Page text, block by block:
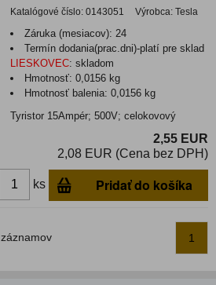
Katalógové číslo: 0143051 Výrobca: Tesla
Záruka (mesiacov): 24
Termín dodania(prac.dni)-platí pre sklad
LIESKOVEC: skladom
Hmotnosť:0,0156 kg
Hmotnosť balenia:0,0156 kg
Tyristor 15Ampér; 500V; celokovový
2,55 EUR
2,08 EUR (Cena bez DPH)
ks Pridať do košíka
záznamov 1